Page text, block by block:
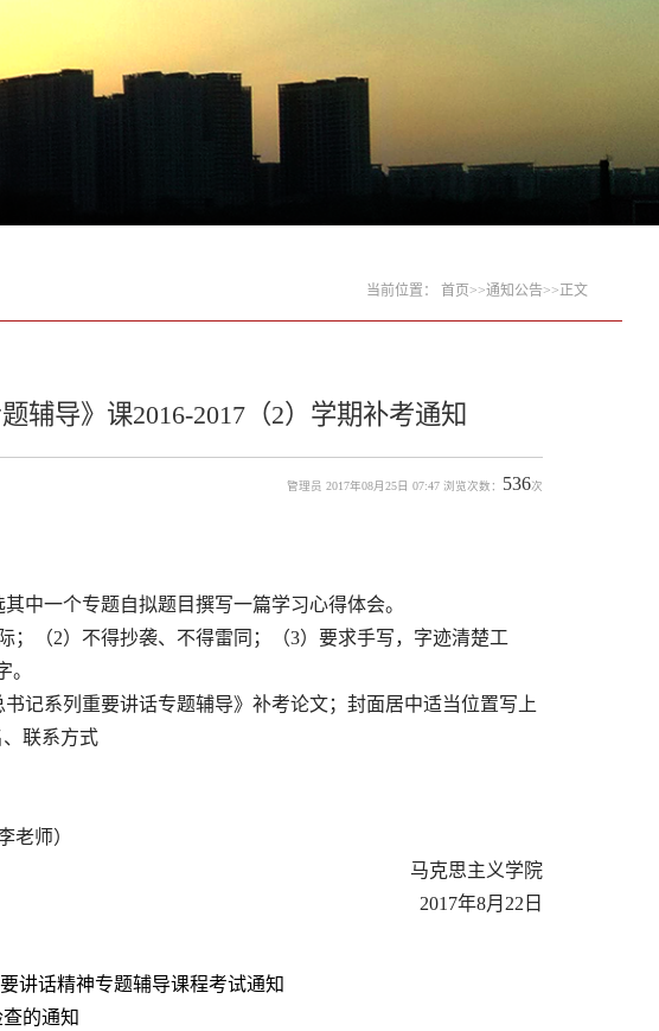
当前位置： 首页 >>通知公告>>正文
辅导》课2016-2017（2）学期补考通知
管理员 2017年08月25日 07:47 浏览次数： 536次
中一个专题自拟题目撰写一篇学习心得体会。
；（2）不得抄袭、不得雷同；（3）要求手写，字迹清楚工
。
记系列重要讲话专题辅导》 补考论文；封面居中适当位置写上
、联系方式
老师）
马克思主义学院
2017年8月 22 日
讲话精神专题辅导课程考试通知
的通知